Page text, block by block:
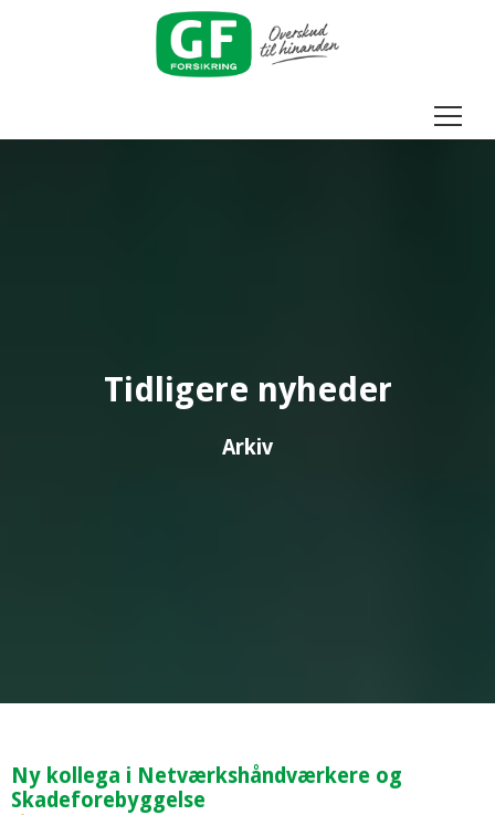
Menu
Tidligere nyheder
Arkiv
Ny kollega i Netværkshåndværkere og
Skadeforebyggelse